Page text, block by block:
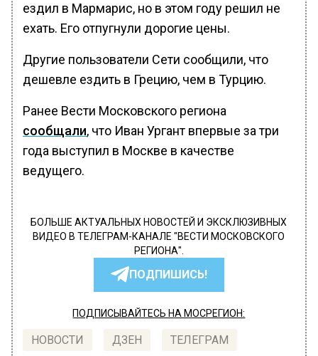
ездил в Мармарис, но в этом году решил не
ехать. Его отпугнули дорогие цены.
Другие пользователи Сети сообщили, что
дешевле ездить в Грецию, чем в Турцию.
Ранее Вести Московского региона
сообщали, что Иван Ургант впервые за три
года выступил в Москве в качестве
ведущего.
БОЛЬШЕ АКТУАЛЬНЫХ НОВОСТЕЙ И ЭКСКЛЮЗИВНЫХ
ВИДЕО В ТЕЛЕГРАМ-КАНАЛЕ "ВЕСТИ МОСКОВСКОГО
РЕГИОНА".
ПОДПИШИСЬ!
ПОДПИСЫВАЙТЕСЬ НА МОСРЕГИОН:
НОВОСТИ ДЗЕН ТЕЛЕГРАМ